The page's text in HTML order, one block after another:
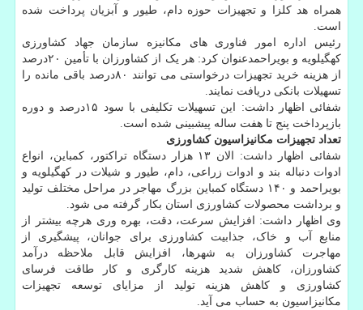
همراه هد کلزا و تجهیزات حوزه دام، طیور و آبزیان پرداخت شده
است.
رئیس اداره امور فناوری های مکانیزه سازمان جهاد کشاورزی
کهگیلویه و بویراحمدعنوان کرد: هر یک از کشاورزان با تأمین ۲۰درصد
از هزینه خرید تجهیزات درخواستی می توانند ۸۰درصد باقی مانده را
تسهیلات بانکی دریافت نمایند.
شفائی اظهار داشت: این تسهیلات تکلیفی با سود ۱۵درصد و دوره
بازپرداخت پنج تا هفت ساله پیشبینی شده است.
تعداد تجهیزات مکانیزاسیون کشاورزی
شفائی اظهار داشت: الان ۱۳ هزار دستگاه تراکتور، کمباین، انواع
ادوات دنباله بند و ادوات زراعی، دام، طیور و شیلات در کهگیلویه و
بویراحمد و ۱۴۰ دستگاه کمباین بزرگ مهاجر در مراحل مختلف تولید
و برداشت محصولات کشاورزی استان بکار گرفته می شود.
وی اظهار داشت: افزایش سرعت، دقت، بهره وری هرچه بیشتر از
منابع آب و خاک، جذابیت کشاورزی برای جوانان، پیشگیری از
مهاجرت کشاورزان به شهرها، افزایش قابل ملاحظه درآمد
کشاورزان، کاهش شدید هزینه کارگری و کار طاقت فرسای
کشاورزی و کاهش هزینه تولید از مزایای توسعه تجهیزات
مکانیزاسیون به حساب می آید.